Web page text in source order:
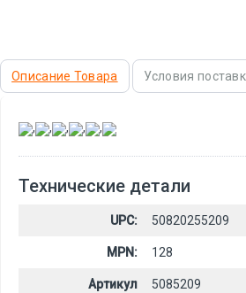
Описание Товара Условия
, , , , ,
Технические детали
UPC: 50820255209
MPN: 128
Артикул
5085209